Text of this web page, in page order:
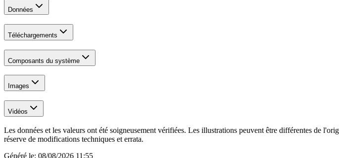
Données
Téléchargements
Composants du système
Images
Vidéos
Les données et les valeurs ont été soigneusement vérifiées. Les illustrations peuvent être différentes de
réserve de modifications techniques et errata.
Généré le: 08/08/2026 11:55